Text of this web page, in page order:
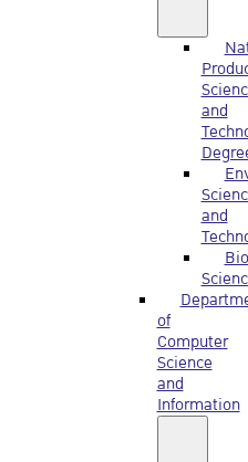
and
and
of
Computer
Science
and
Information